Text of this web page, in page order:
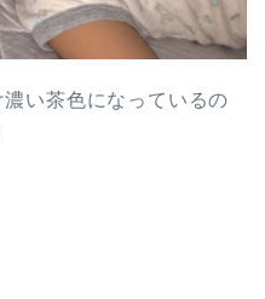
い茶色になっているの